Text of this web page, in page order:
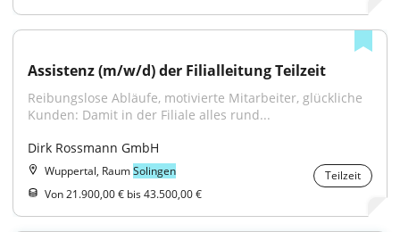
Assistenz (m/w/d) der Filialleitung Teilzeit
Reibungslose Abläufe, motivierte Mitarbeiter, glückliche
Kunden: Damit in der Filiale alles rund...
Dirk Rossmann GmbH
Wuppertal, RaumSolingen
Teilzeit
Von 21.900,00 € bis 43.500,00 €